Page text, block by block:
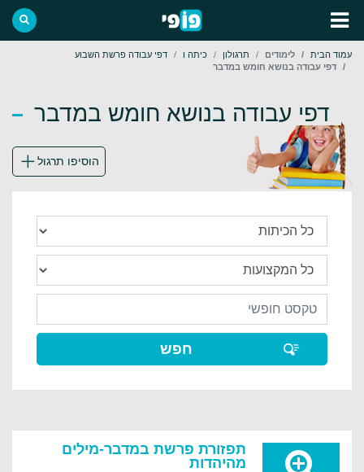
עמוד הבית לימודים תרגולון כיתה ו
דפי עבודה פרשת השבוע
דפי עבודה בנושא חומש במדבר
דפי עבודה בנושא חומש במדבר
הוסיפו תרגול
תפזורת פרשת במדבר-מילים
מהיהדות